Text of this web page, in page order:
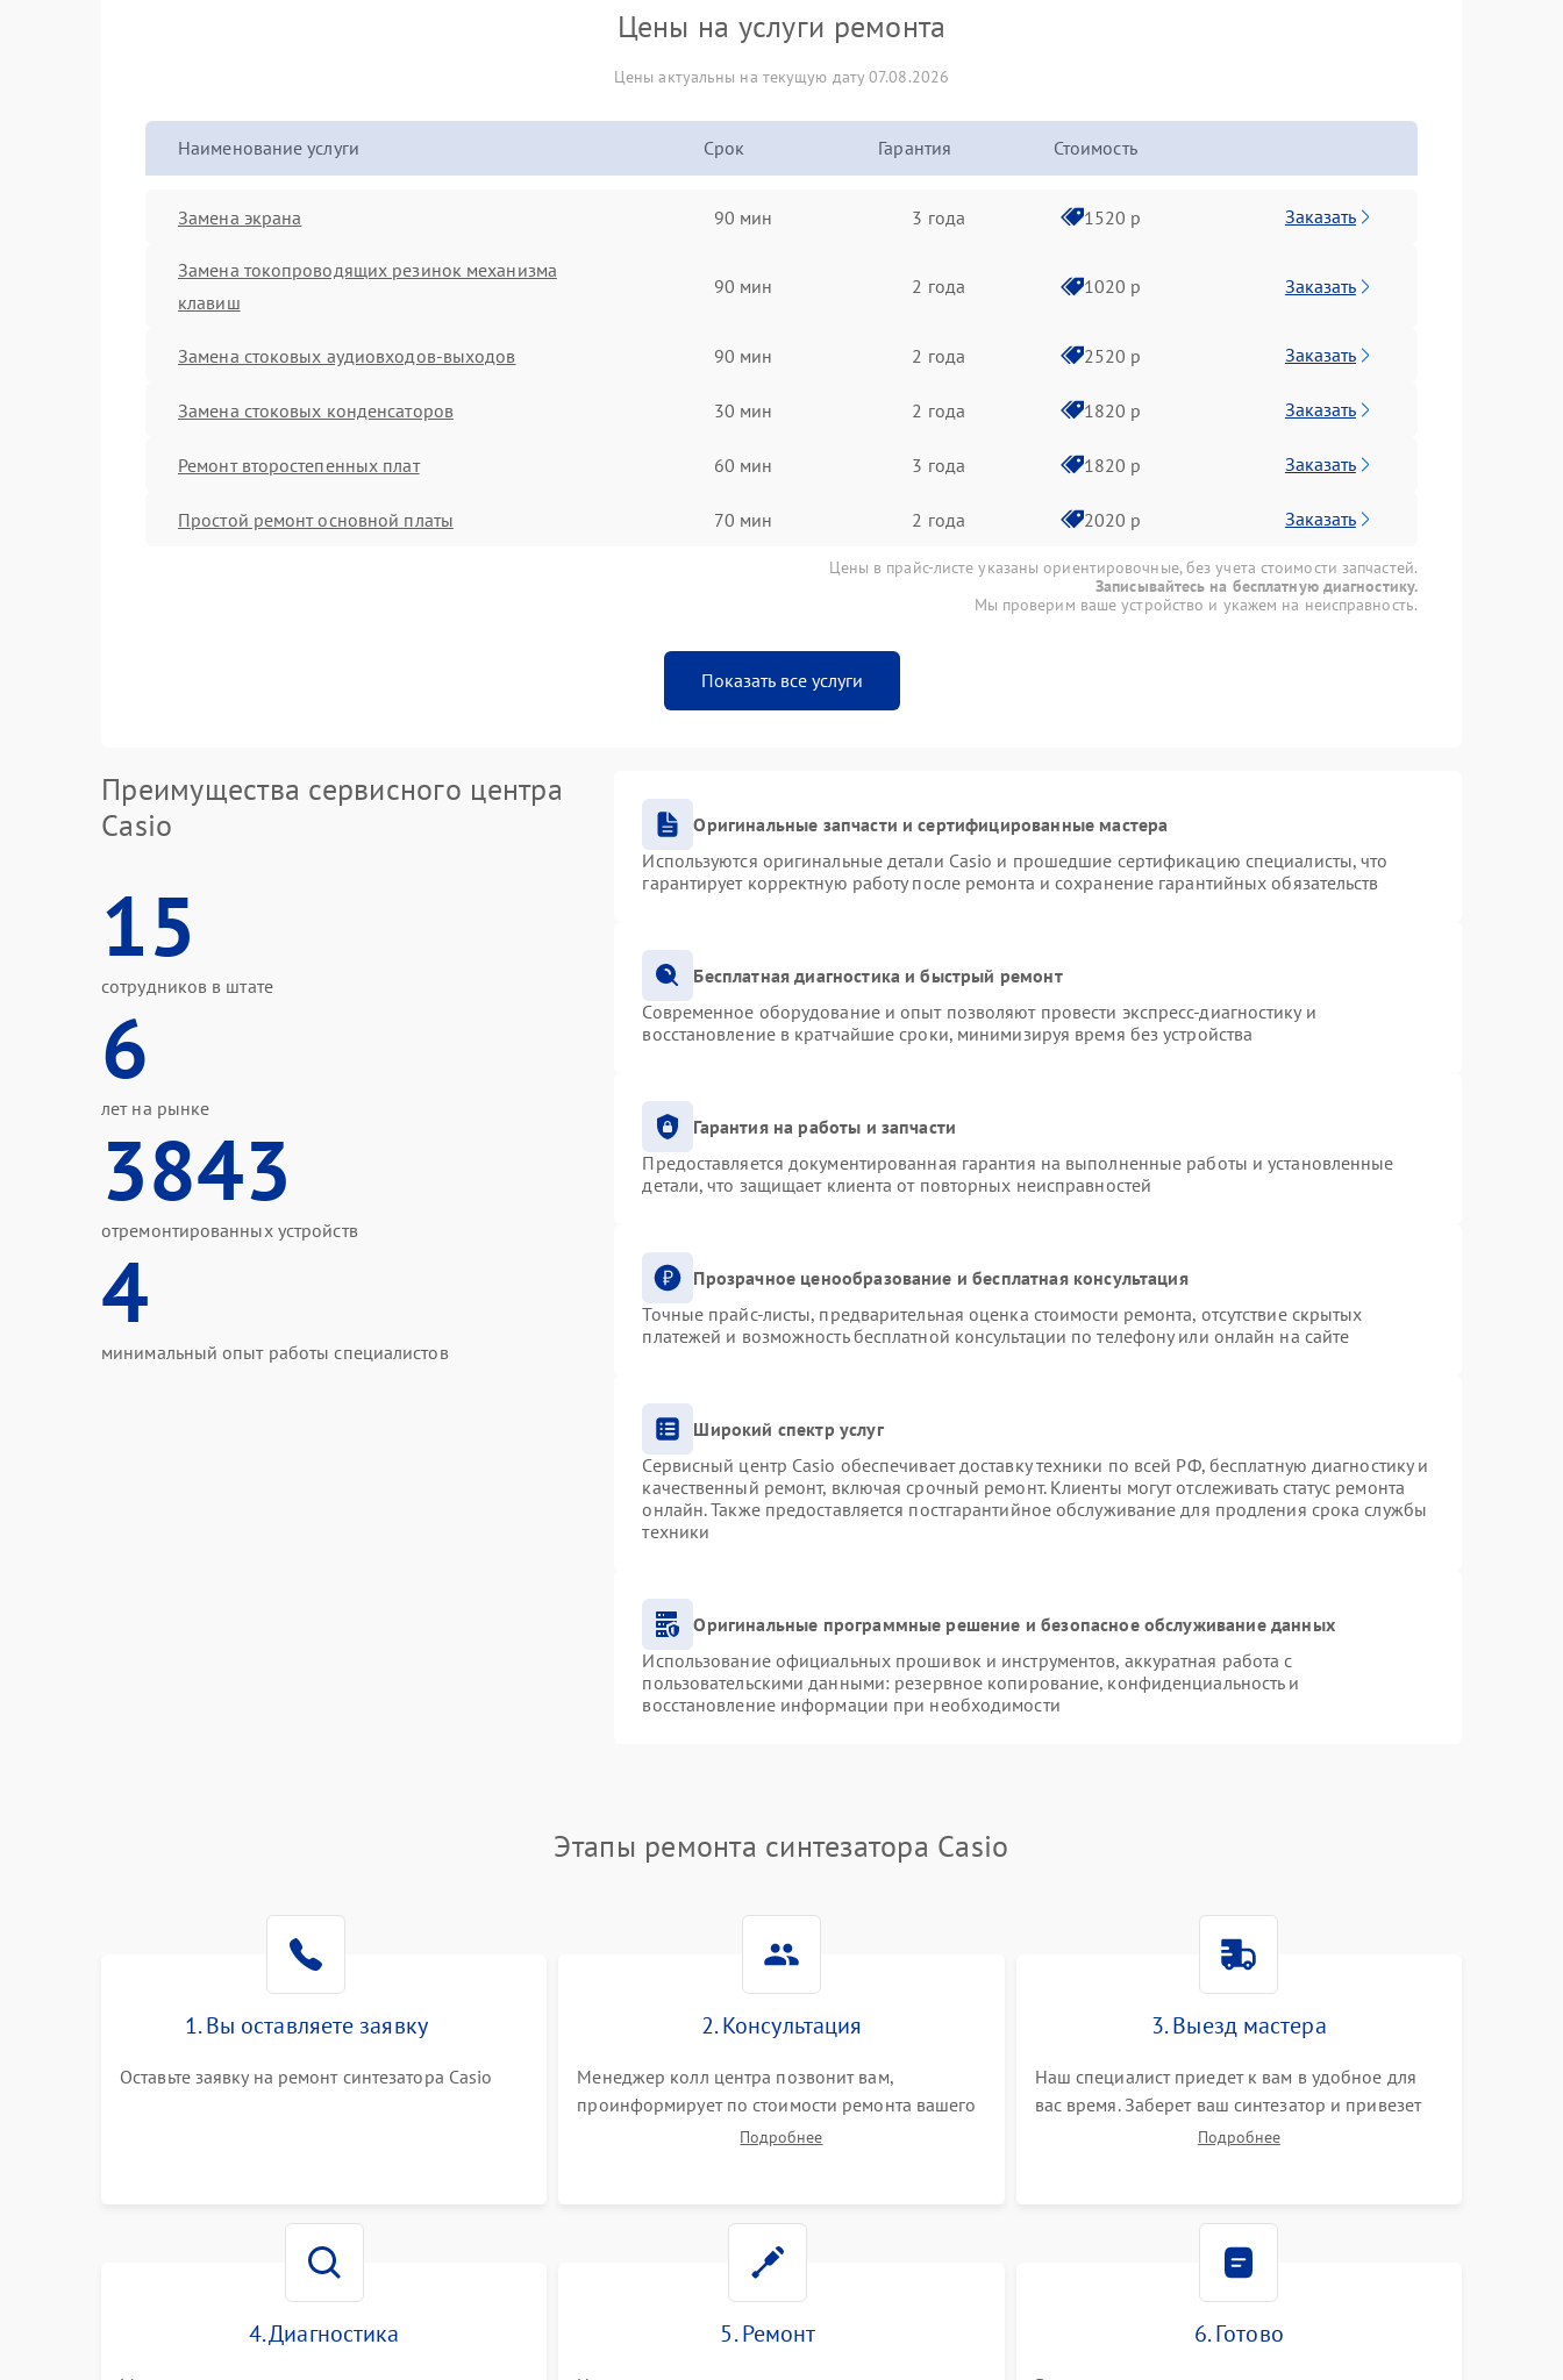
Цены на услуги ремонта
Цены актуальны на текущую дату 07.08.2026
Наименование услуги Срок Гарантия Стоимость
Замена экрана 90 мин 3 года 1520 р Заказать
Замена токопроводящих резинок механизма
клавиш
90 мин 2 года 1020 р Заказать
Замена стоковых аудиовходов-выходов 90 мин 2 года 2520 р Заказать
Замена стоковых конденсаторов 30 мин 2 года 1820 р Заказать
Ремонт второстепенных плат 60 мин 3 года 1820 р Заказать
Простой ремонт основной платы 70 мин 2 года 2020 р Заказать
Цены в прайс-листе указаны ориентировочные, без учета стоимости запчастей.
Записывайтесь на бесплатную диагностику.
Мы проверим ваше устройство и укажем на неисправность.
Показать все услуги
Преимущества сервисного центра
Casio
15
сотрудников в штате
6
лет на рынке
3843
отремонтированных устройств
4
минимальный опыт работы специалистов
Оригинальные запчасти и сертифицированные мастера
Используются оригинальные детали Casio и прошедшие сертификацию специалисты, что
гарантирует корректную работу после ремонта и сохранение гарантийных обязательств
Бесплатная диагностика и быстрый ремонт
Современное оборудование и опыт позволяют провести экспресс-диагностику и
восстановление в кратчайшие сроки, минимизируя время без устройства
Гарантия на работы и запчасти
Предоставляется документированная гарантия на выполненные работы и установленные
детали, что защищает клиента от повторных неисправностей
Прозрачное ценообразование и бесплатная консультация
Точные прайс-листы, предварительная оценка стоимости ремонта, отсутствие скрытых
платежей и возможность бесплатной консультации по телефону или онлайн на сайте
Широкий спектр услуг
Сервисный центр Casio обеспечивает доставку техники по всей РФ, бесплатную диагностику и
качественный ремонт, включая срочный ремонт. Клиенты могут отслеживать статус ремонта
онлайн. Также предоставляется постгарантийное обслуживание для продления срока службы
техники
Оригинальные программные решение и безопасное обслуживание данных
Использование официальных прошивок и инструментов, аккуратная работа с
пользовательскими данными: резервное копирование, конфиденциальность и
восстановление информации при необходимости
Этапы ремонта синтезатора Casio
1. Вы оставляете заявку
Оставьте заявку на ремонт синтезатора Casio
2. Консультация
Менеджер колл центра позвонит вам,
проинформирует по стоимости ремонта вашего
синтезатора а также ответит на все ваши
Подробнее
3. Выезд мастера
Наш специалист приедет к вам в удобное для
вас время. Заберет ваш синтезатор и привезет
на склад для диагностики.
Подробнее
4. Диагностика 5. Ремонт 6. Готово